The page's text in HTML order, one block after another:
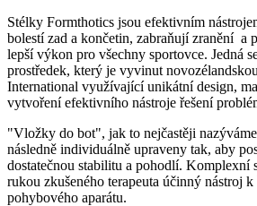
Stélky Formthotics jsou efektivním
bolestí zad a končetin, zabraňují zranění a
lepší výkon pro všechny sportovce. Jedná
prostředek, který je vyvinut
International využívající unikátní design,
vytvoření efektivního nástroje řešení
"Vložky do bot", jak to nejčastěji
následně individuálně upraveny tak, aby
dostatečnou stabilitu a pohodlí. Komplexní
rukou zkušeného terapeuta účinný nástroj k
pohybového aparátu.